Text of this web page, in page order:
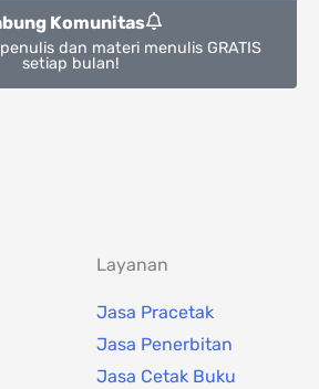
Komunitas
dan materi menulis GRATIS
setiap bulan!
Layanan
Jasa Pracetak
Jasa Penerbitan
Jasa Cetak Buku